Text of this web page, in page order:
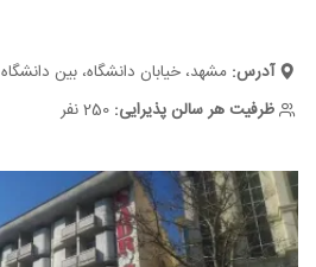
آدرس: مشهد، خیابان دانشگاه، بین دانشگاه ۱۱ و ۱۳
ظرفیت هر سالن پذیرایی:250 نفر